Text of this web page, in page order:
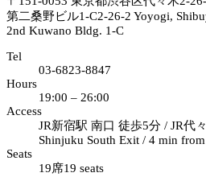
第二桑野ビル1-C2-26-2 Yoyogi,
2nd Kuwano Bldg. 1-C
Tel
03-6823-8847
Hours
19:00 – 26:00
Access
JR新宿駅 南口 徒歩5分 / JR代
Shinjuku South Exit / 4 min
Seats
19席19 seats